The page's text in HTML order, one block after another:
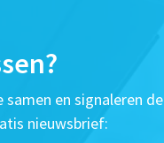
en signaleren de
nieuwsbrief: